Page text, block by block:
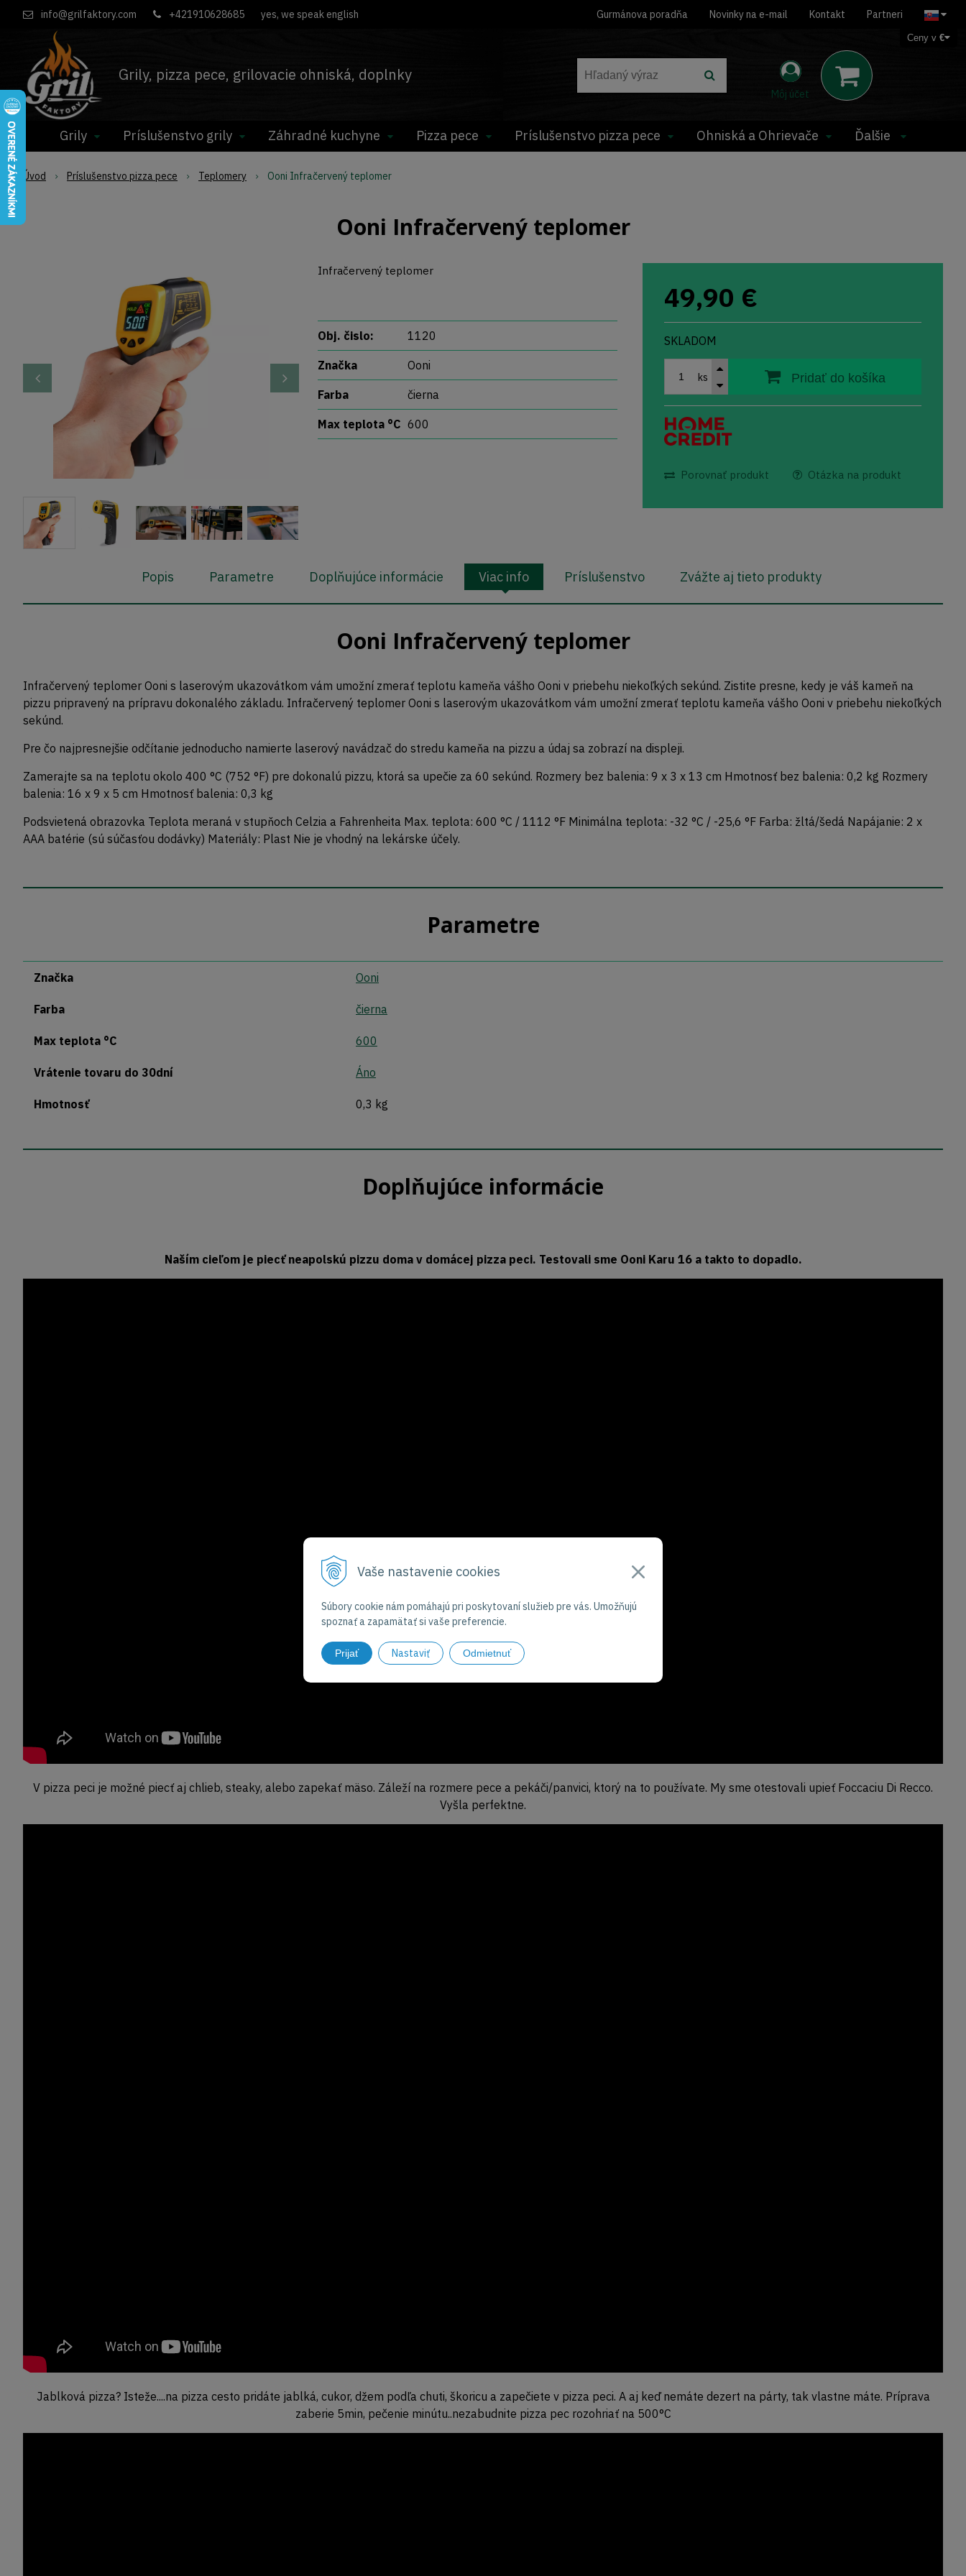
Vaše nastavenie cookies
Súbory cookie nám pomáhajú pri poskytovaní služieb pre vás. Umožňujú
spoznať a zapamätať si vaše preferencie.
Prijať Nastaviť Odmietnuť
Grily, pizza pece, grilovacie ohniská, doplnky
info@grilfaktory.com +421910628685 yes, we speak english Gurmánova poradňa Novinky na e-mail Kontakt Partneri
Môj účet
Ceny v €
Grily Príslušenstvo grily Záhradné kuchyne Pizza pece Príslušenstvo pizza pece Ohniská a Ohrievače Ďalšie
Úvod Príslušenstvo pizza pece Teplomery Ooni Infračervený teplomer
Ooni Infračervený teplomer
49,90 €
SKLADOM
ks Pridať do košíka
Porovnať produkt Otázka na produkt
Infračervený teplomer
Obj. čislo: 1120
Značka Ooni
Farba čierna
Max teplota °C 600
Popis Parametre Doplňujúce informácie Viac info Príslušenstvo Zvážte aj tieto produkty
Ooni Infračervený teplomer
Infračervený teplomer Ooni s laserovým ukazovátkom vám umožní zmerať teplotu kameňa vášho Ooni v priebehu niekoľkých sekúnd. Zistite presne, kedy je váš kameň na
pizzu pripravený na prípravu dokonalého základu. Infračervený teplomer Ooni s laserovým ukazovátkom vám umožní zmerať teplotu kameňa vášho Ooni v priebehu niekoľkých
sekúnd.
Pre čo najpresnejšie odčítanie jednoducho namierte laserový navádzač do stredu kameňa na pizzu a údaj sa zobrazí na displeji.
Zamerajte sa na teplotu okolo 400 °C (752 °F) pre dokonalú pizzu, ktorá sa upečie za 60 sekúnd. Rozmery bez balenia: 9 x 3 x 13 cm Hmotnosť bez balenia: 0,2 kg Rozmery
balenia: 16 x 9 x 5 cm Hmotnosť balenia: 0,3 kg
Podsvietená obrazovka Teplota meraná v stupňoch Celzia a Fahrenheita Max. teplota: 600 °C / 1112 °F Minimálna teplota: -32 °C / -25,6 °F Farba: žltá/šedá Napájanie: 2 x
AAA batérie (sú súčasťou dodávky) Materiály: Plast Nie je vhodný na lekárske účely.
Parametre
Značka Ooni
Farba čierna
Max teplota °C 600
Vrátenie tovaru do 30dní Áno
Hmotnosť 0,3 kg
Doplňujúce informácie
Naším cieľom je piecť neapolskú pizzu doma v domácej pizza peci. Testovali sme Ooni Karu 16 a takto to dopadlo.
V pizza peci je možné piecť aj chlieb, steaky, alebo zapekať mäso. Záleží na rozmere pece a pekáči/panvici, ktorý na to používate. My sme otestovali upieť Foccaciu Di Recco.
Vyšla perfektne.
Jablková pizza? Isteže....na pizza cesto pridáte jablká, cukor, džem podľa chuti, škoricu a zapečiete v pizza peci. A aj keď nemáte dezert na párty, tak vlastne máte. Príprava
zaberie 5min, pečenie minútu..nezabudnite pizza pec rozohriať na 500°C